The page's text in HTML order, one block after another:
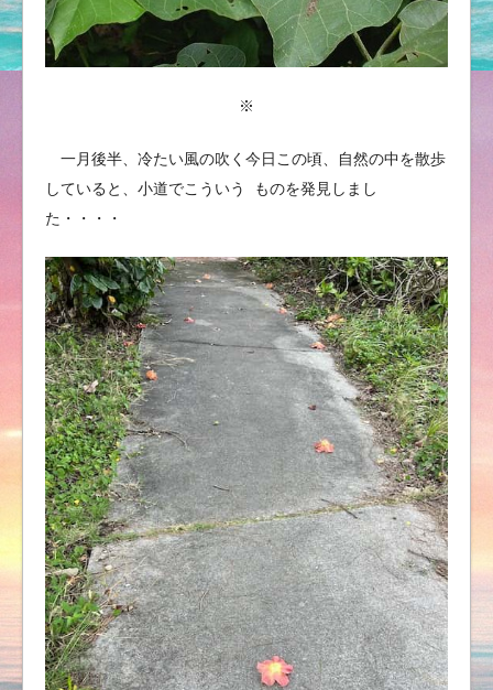
※
一月後半、冷たい風の吹く今日この頃、自然の中を散歩
していると、小道でこういう ものを発見しまし
た・・・・